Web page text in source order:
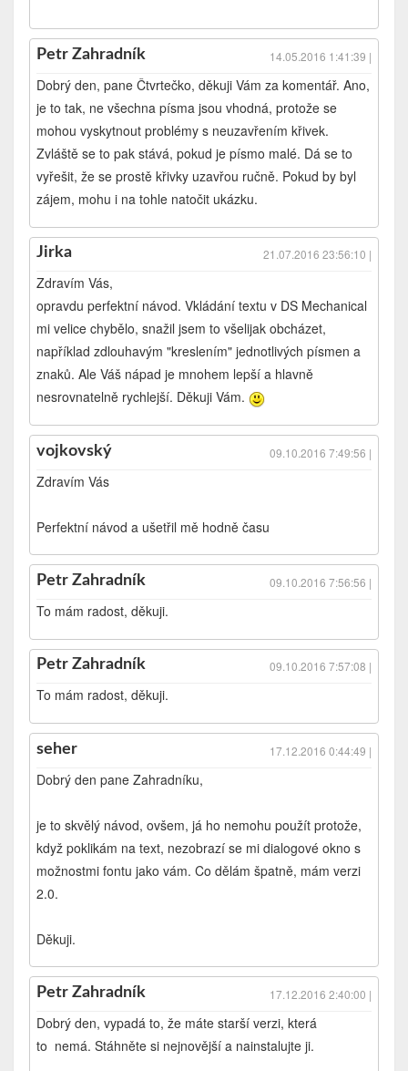
Petr Zahradník 14.05.2016 1:41:39 |
Dobrý den, pane Čtvrtečko, děkuji Vám za komentář. Ano,
je to tak, ne všechna písma jsou vhodná, protože se
mohou vyskytnout problémy s neuzavřením křivek.
Zvláště se to pak stává, pokud je písmo malé. Dá se to
vyřešit, že se prostě křivky uzavřou ručně. Pokud by byl
zájem, mohu i na tohle natočit ukázku.
Jirka 21.07.2016 23:56:10 |
Zdravím Vás,
opravdu perfektní návod. Vkládání textu v DS Mechanical
mi velice chybělo, snažil jsem to všelijak obcházet,
například zdlouhavým "kreslením" jednotlivých písmen a
znaků. Ale Váš nápad je mnohem lepší a hlavně
nesrovnatelně rychlejší. Děkuji Vám.
vojkovský 09.10.2016 7:49:56 |
Zdravím Vás
Perfektní návod a ušetřil mě hodně času
Petr Zahradník 09.10.2016 7:56:56 |
To mám radost, děkuji.
Petr Zahradník 09.10.2016 7:57:08 |
To mám radost, děkuji.
seher 17.12.2016 0:44:49 |
Dobrý den pane Zahradníku,
je to skvělý návod, ovšem, já ho nemohu použít protože,
když poklikám na text, nezobrazí se mi dialogové okno s
možnostmi fontu jako vám. Co dělám špatně, mám verzi
2.0.
Děkuji.
Petr Zahradník 17.12.2016 2:40:00 |
Dobrý den, vypadá to, že máte starší verzi, která
to nemá. Stáhněte si nejnovější a nainstalujte ji.